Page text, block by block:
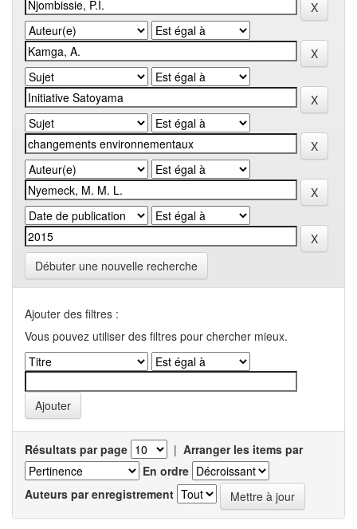
Débuter une nouvelle recherche
Ajouter des filtres :
Vous pouvez utiliser des filtres pour chercher mieux.
Résultats par page | Arranger les items par
En ordre
Auteurs par enregistrement